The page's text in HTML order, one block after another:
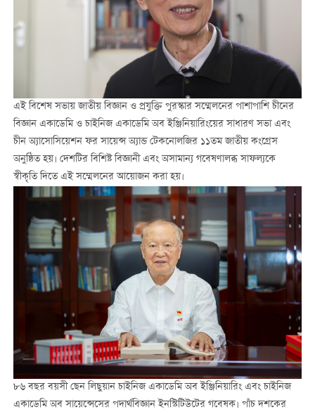
এই বিশেষ সভায় জাতীয় বিজ্ঞান ও প্রযুক্তি পুরস্কার সম্মেলনের পাশাপাশি চীনের
বিজ্ঞান একাডেমি ও চাইনিজ একাডেমি অব ইঞ্জিনিয়ারিংয়ের সাধারণ সভা এবং
চীন অ্যাসোসিয়েশন ফর সায়েন্স অ্যান্ড টেকনোলজির ১১তম জাতীয় কংগ্রেস
অনুষ্ঠিত হয়। দেশটির বিশিষ্ট বিজ্ঞানী এবং অসামান্য গবেষণালব্ধ সাফল্যকে
স্বীকৃতি দিতে এই সম্মেলনের আয়োজন করা হয়।
৮৬ বছর বয়সী ছেন লিছুয়ান চাইনিজ একাডেমি অব ইঞ্জিনিয়ারিং এবং চাইনিজ
একাডেমি অব সায়েন্সেসের পদার্থবিজ্ঞান ইনস্টিটিউটের গবেষক। পাঁচ দশকের